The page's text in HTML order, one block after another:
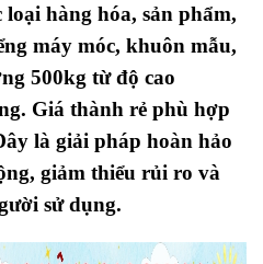
loại hàng hóa, sản phẩm,
máy móc, khuôn mẫu,
500kg từ độ cao
Giá thành rẻ phù hợp
là giải pháp hoàn hảo
giảm thiểu rủi ro và
sử dụng.